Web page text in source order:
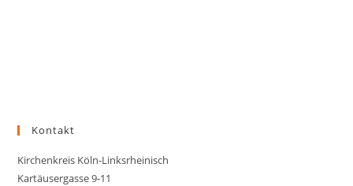
Kontakt
Kirchenkreis Köln-Linksrheinisch
Kartäusergasse 9-11